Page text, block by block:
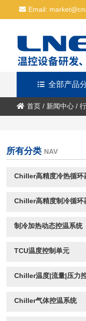
Email:
全部产品
首页/ 新闻中心/
所有分类 NAV
Chiller高精度冷热循环
Chiller高精度制冷循环
制冷加热动态控温系统
TCU温度控制单元
Chiller温度|流量|压力
Chiller气体控温系统